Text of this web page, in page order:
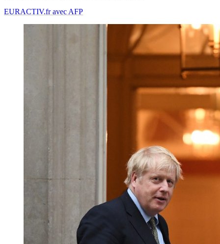
EURACTIV.fr avec AFP